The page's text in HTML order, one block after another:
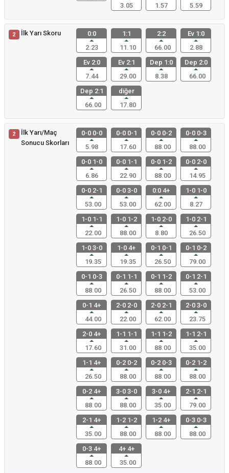
3.05
1.57
5.59
2 İlk Yarı Skoru
0:0
2.23
1:1
11.10
2:2
66.00
Ev 1:0
2.88
Ev 2:0
7.44
Ev 2:1
29.00
Dep 1:0
8.38
Dep 2:0
66.00
Dep 2:1
66.00
diğer
17.80
2
İlk Yarı/Maç
Sonucu Skorları
0-0 0-0
5.98
0-0 0-1
17.60
0-0 0-2
88.00
0-0 0-3
88.00
0-0 1-0
6.86
0-0 1-1
22.90
0-0 1-2
88.00
0-0 2-0
14.95
0-0 2-1
53.00
0-0 3-0
53.00
0:0 4+
62.00
1-0 1-0
8.27
1-0 1-1
22.00
1-0 1-2
88.00
1-0 2-0
8.80
1-0 2-1
26.50
1-0 3-0
19.35
1-0 4+
19.35
0-1 0-1
26.50
0-1 0-2
79.00
0-1 0-3
88.00
0-1 1-1
26.50
0-1 1-2
88.00
0-1 2-1
53.00
0-1 4+
44.00
2-0 2-0
22.00
2-0 2-1
62.00
2-0 3-0
23.75
2-0 4+
17.60
1-1 1-1
31.00
1-1 1-2
88.00
1-1 2-1
35.00
1-1 4+
26.50
0-2 0-2
88.00
0-2 0-3
88.00
0-2 1-2
88.00
0-2 4+
88.00
3-0 3-0
88.00
3-0 4+
35.00
2-1 2-1
79.00
2-1 4+
35.00
1-2 1-2
88.00
1-2 4+
88.00
0-3 0-3
88.00
0-3 4+
88.00
4+ 4+
35.00